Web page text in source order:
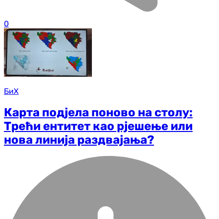
0
БиХ
Карта подјела поново на столу:
Трећи ентитет као рјешење или
нова линија раздвајања?